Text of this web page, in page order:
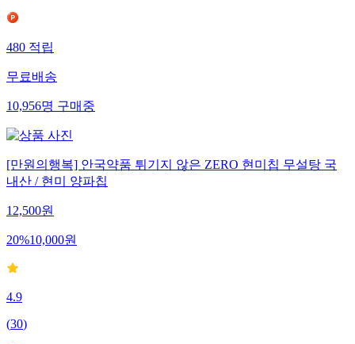
480 적립
무료배송
10,956명 구매중
[만원의행복] 안국약품 튀기지 않은 ZERO 현미칩 무설탕 국
내산 / 현미 양파칩
12,500원
20%10,000원
4.9
(30)